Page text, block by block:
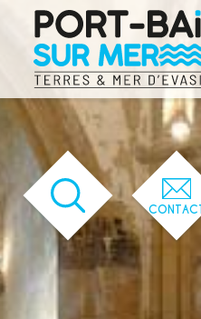
'583' / '56' / '1' / '583' / '583' / '583'